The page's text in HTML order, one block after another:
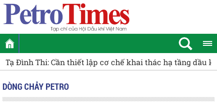
Sinh viên PVU xuất sắc giành giải Nhất tại Liên hoan
DÒNG CHẢY PETRO